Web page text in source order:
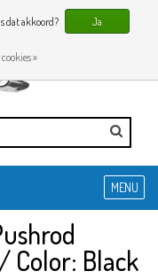
0 Artikelen
MENU
Color: Black
dat akkoord? Ja
»